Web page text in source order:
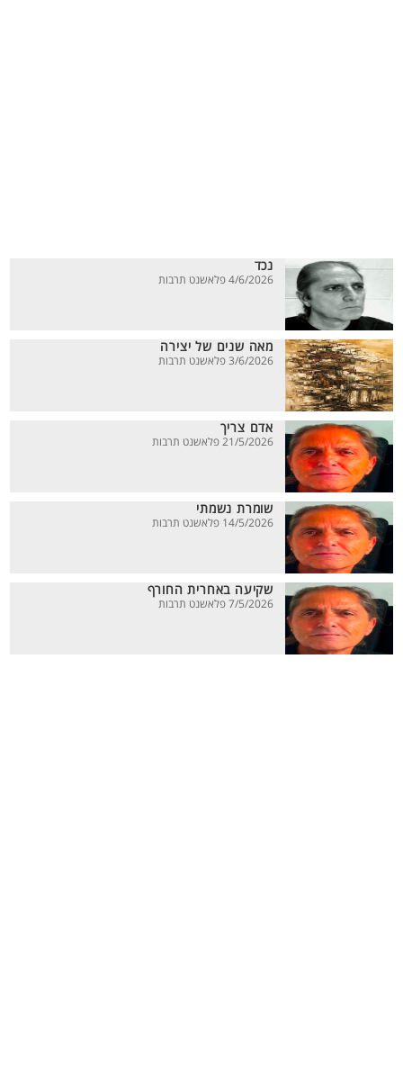
נכד
4/6/2026 פלאשנט תרבות
מאה שנים של יצירה
3/6/2026 פלאשנט תרבות
אדם צריך
21/5/2026 פלאשנט תרבות
שומרת נשמתי
14/5/2026 פלאשנט תרבות
שקיעה באחרית החורף
7/5/2026 פלאשנט תרבות